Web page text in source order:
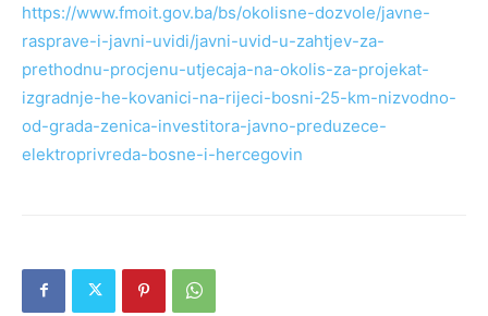
https://www.fmoit.gov.ba/bs/okolisne-dozvole/javne-
rasprave-i-javni-uvidi/javni-uvid-u-zahtjev-za-
prethodnu-procjenu-utjecaja-na-okolis-za-projekat-
izgradnje-he-kovanici-na-rijeci-bosni-25-km-nizvodno-
od-grada-zenica-investitora-javno-preduzece-
elektroprivreda-bosne-i-hercegovin